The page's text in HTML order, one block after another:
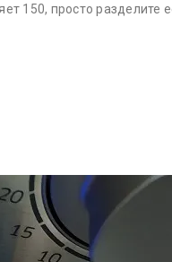
150, просто разделите